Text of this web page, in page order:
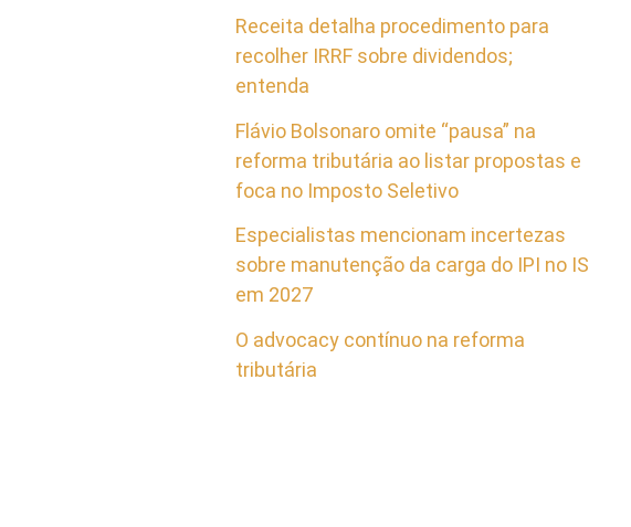
Receita detalha procedimento para
recolher IRRF sobre dividendos;
entenda
Flávio Bolsonaro omite “pausa” na
reforma tributária ao listar propostas e
foca no Imposto Seletivo
Especialistas mencionam incertezas
sobre manutenção da carga do IPI no IS
em 2027
O advocacy contínuo na reforma
tributária